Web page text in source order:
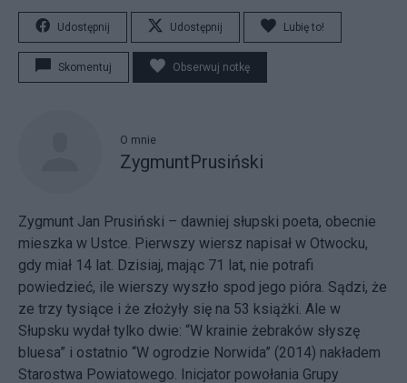
Udostępnij Udostępnij Lubię to!
Skomentuj Obserwuj notkę
O mnie
ZygmuntPrusiński
Zygmunt Jan Prusiński – dawniej słupski poeta, obecnie
mieszka w Ustce. Pierwszy wiersz napisał w Otwocku,
gdy miał 14 lat. Dzisiaj, mając 71 lat, nie potrafi
powiedzieć, ile wierszy wyszło spod jego pióra. Sądzi, że
ze trzy tysiące i że złożyły się na 53 książki. Ale w
Słupsku wydał tylko dwie: “W krainie żebraków słyszę
bluesa” i ostatnio “W ogrodzie Norwida” (2014) nakładem
Starostwa Powiatowego. Inicjator powołania Grupy